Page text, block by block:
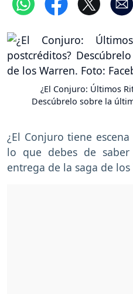
¿El Conjuro: Últimos
Descúbrelo sobre la
¿El Conjuro tiene
lo que debes de
entrega de la saga de los